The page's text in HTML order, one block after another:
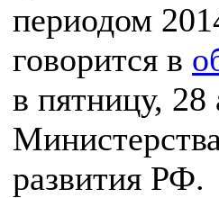
периодом
говорится в
в пятницу, 28
развития РФ.